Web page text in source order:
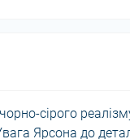
сірого
Ярсона до